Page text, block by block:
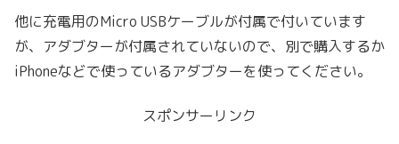
他に充電用のMicro USBケーブルが付属で付いています
が、アダブターが付属されていないので、別で購入するか
iPhoneなどで使っているアダブターを使ってください。
スポンサーリンク